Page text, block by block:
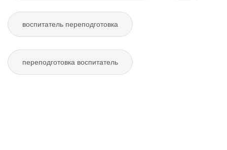
воспитатель переподготовка
переподготовка воспитатель